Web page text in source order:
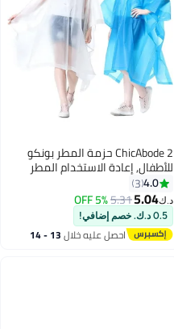
ChicAbode 2 حزمة المطر بونكو
للأطفال, إعادة الاستخدام المطر
بونكو للأولاد والبنات, إيفا الأطفال
معطف المطر, معطف المطر بونكو
مع الغطاء, معطف المطر جاكيت
الأزرق, الأبيض
4.0
3
د.ك‏5.04
5.31
5% OFF
0.5 د.ك. خصم إضافي!
احصل عليه خلال 13 - 14